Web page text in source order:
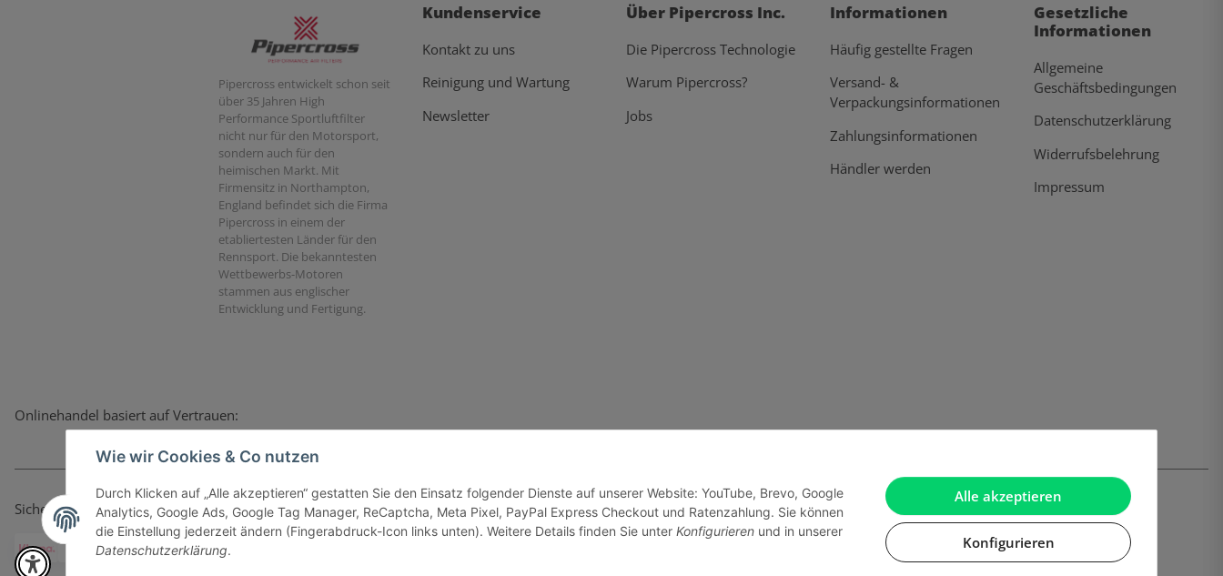
Alle akzeptieren
Konfigurieren
Wie wir Cookies & Co nutzen
Durch Klicken auf „Alle akzeptieren“ gestatten Sie den Einsatz folgender Dienste auf unserer Website: YouTube, Brevo, Google
Analytics, Google Ads, Google Tag Manager, ReCaptcha, Meta Pixel, PayPal Express Checkout und Ratenzahlung. Sie können
die Einstellung jederzeit ändern (Fingerabdruck-Icon links unten). Weitere Details finden Sie unter Konfigurieren und in unserer
Datenschutzerklärung.
Pipercross entwickelt schon seit
über 35 Jahren High
Performance Sportluftfilter
nicht nur für den Motorsport,
sondern auch für den
heimischen Markt. Mit
Firmensitz in Northampton,
England befindet sich die Firma
Pipercross in einem der
etabliertesten Länder für den
Rennsport. Die bekanntesten
Wettbewerbs-Motoren
stammen aus englischer
Entwicklung und Fertigung.
Kundenservice
Kontakt zu uns
Reinigung und Wartung
Newsletter
Über Pipercross Inc.
Die Pipercross Technologie
Warum Pipercross?
Jobs
Informationen
Häufig gestellte Fragen
Versand- &
Verpackungsinformationen
Zahlungsinformationen
Händler werden
Gesetzliche
Informationen
Allgemeine
Geschäftsbedingungen
Datenschutzerklärung
Widerrufsbelehrung
Impressum
Onlinehandel basiert auf Vertrauen:
Sicher bezahlen via: